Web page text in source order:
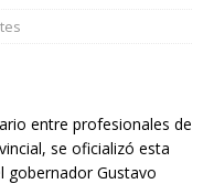
entre profesionales de
se oficializó esta
gobernador Gustavo